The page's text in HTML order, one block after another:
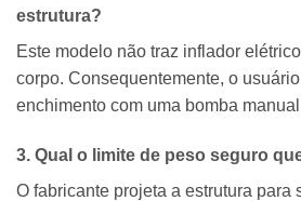
estrutura?
Este modelo não traz inflador
corpo. Consequentemente, o
enchimento com uma bomba
3. Qual o limite de peso seguro
O fabricante projeta a estrutura para